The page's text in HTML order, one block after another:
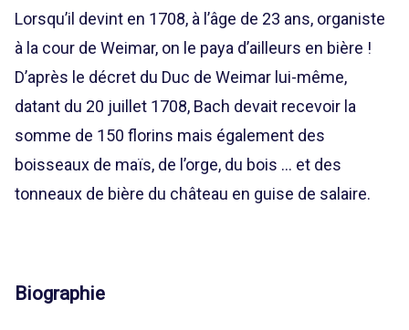
Lorsqu’il devint en 1708, à l’âge de 23 ans, organiste
à la cour de Weimar, on le paya d’ailleurs en bière !
D’après le décret du Duc de Weimar lui-même,
datant du 20 juillet 1708, Bach devait recevoir la
somme de 150 florins mais également des
boisseaux de maïs, de l’orge, du bois … et des
tonneaux de bière du château en guise de salaire.
Biographie